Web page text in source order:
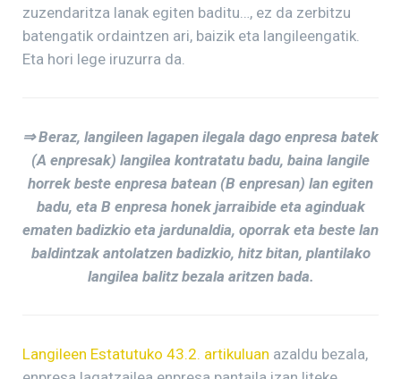
zuzendaritza lanak egiten baditu…, ez da zerbitzu
batengatik ordaintzen ari, baizik eta langileengatik.
Eta hori lege iruzurra da.
⇒ Beraz, langileen lagapen ilegala dago enpresa batek
(A enpresak) langilea kontratatu badu, baina langile
horrek beste enpresa batean (B enpresan) lan egiten
badu, eta B enpresa honek jarraibide eta aginduak
ematen badizkio eta jardunaldia, oporrak eta beste lan
baldintzak antolatzen badizkio, hitz bitan, plantilako
langilea balitz bezala aritzen bada.
Langileen Estatutuko 43.2. artikuluan azaldu bezala,